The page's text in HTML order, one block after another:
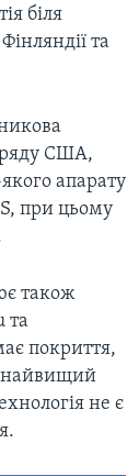
біля
та
США,
апарату
при цьому
також
та
покриття,
найвищий
не є